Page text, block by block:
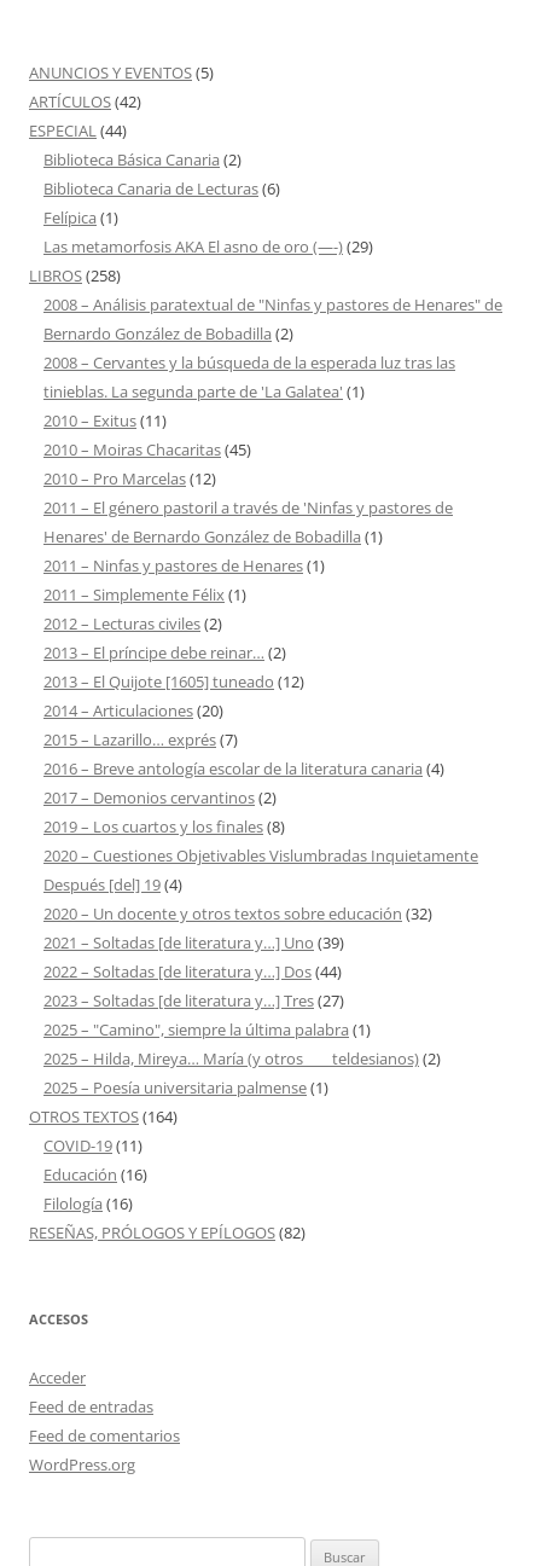
ANUNCIOS Y EVENTOS(5)
ARTÍCULOS(42)
ESPECIAL(44)
Biblioteca Básica Canaria (2)
Biblioteca Canaria de Lecturas(6)
Felípica (1)
Las metamorfosis AKA El asno de oro (—-)(29)
LIBROS(258)
2008 – Análisis paratextual de "Ninfas y pastores de Henares" de
Bernardo González de Bobadilla (2)
2008 – Cervantes y la búsqueda de la esperada luz tras las
tinieblas. La segunda parte de 'La Galatea' (1)
2010 – Exitus(11)
2010 – Moiras Chacaritas(45)
2010 – Pro Marcelas(12)
2011 – El género pastoril a través de 'Ninfas y pastores de
Henares' de Bernardo González de Bobadilla (1)
2011 – Ninfas y pastores de Henares(1)
2011 – Simplemente Félix(1)
2012 – Lecturas civiles(2)
2013 – El príncipe debe reinar… (2)
2013 – El Quijote [1605] tuneado (12)
2014 – Articulaciones(20)
2015 – Lazarillo… exprés(7)
2016 – Breve antología escolar de la literatura canaria (4)
2017 – Demonios cervantinos(2)
2019 – Los cuartos y los finales(8)
2020 – Cuestiones Objetivables Vislumbradas Inquietamente
Después [del] 19(4)
2020 – Un docente y otros textos sobre educación (32)
2021 – Soltadas [de literatura y…] Uno (39)
2022 – Soltadas [de literatura y…] Dos(44)
2023 – Soltadas [de literatura y…] Tres(27)
2025 – "Camino", siempre la última palabra (1)
2025 – Hilda, Mireya… María (y otros ___ teldesianos)(2)
2025 – Poesía universitaria palmense(1)
OTROS TEXTOS(164)
COVID-19(11)
Educación (16)
Filología (16)
RESEÑAS, PRÓLOGOS Y EPÍLOGOS(82)
ACCESOS
Acceder
Feed de entradas
Feed de comentarios
WordPress.org